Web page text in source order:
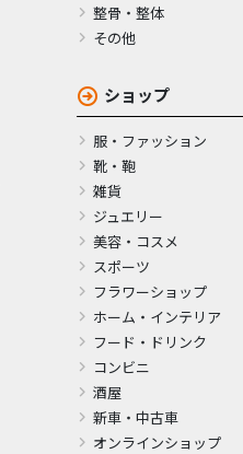
整骨・整体
その他
ショップ
服・ファッション
靴・鞄
雑貨
ジュエリー
美容・コスメ
スポーツ
フラワーショップ
ホーム・インテリア
フード・ドリンク
コンビニ
酒屋
新車・中古車
オンラインショップ